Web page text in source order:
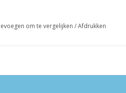
delen), 1 dienblad, 20 vanille-
om te vergelijken /Afdrukken